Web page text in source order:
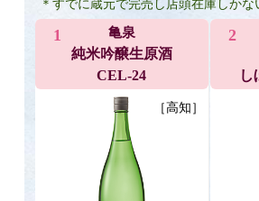
＊すでに蔵元で完売し店頭在庫しか
1 亀泉
純米吟醸生原酒
CEL-24
［高知］
2
し